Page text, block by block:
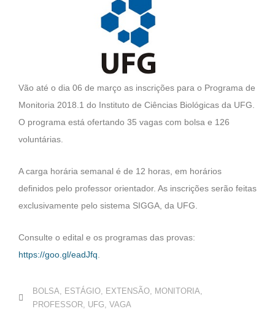
Vão até o dia 06 de março as inscrições para o Programa de
Monitoria 2018.1 do Instituto de Ciências Biológicas da UFG.
O programa está ofertando 35 vagas com bolsa e 126
voluntárias.
A carga horária semanal é de 12 horas, em horários
definidos pelo professor orientador. As inscrições serão feitas
exclusivamente pelo sistema SIGGA, da UFG.
Consulte o edital e os programas das provas:
https://goo.gl/eadJfq
BOLSA ESTÁGIO EXTENSÃO MONITORIA
PROFESSOR UFG VAGA